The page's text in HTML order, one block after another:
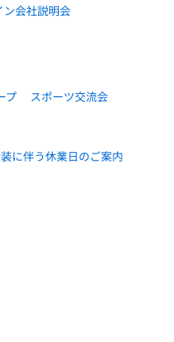
会社説明会
プ スポーツ交流会
日のご案内